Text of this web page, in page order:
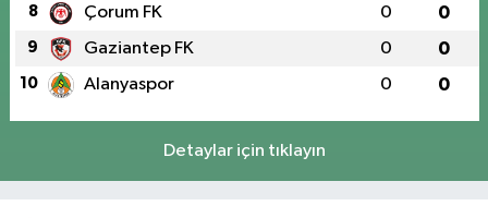
8 Çorum FK 0 0
9 Gaziantep FK 0 0
10 Alanyaspor 0 0
Detaylar için tıklayın